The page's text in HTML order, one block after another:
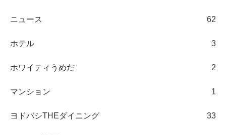
ニュース 62
ホテル 3
ホワイティうめだ 2
マンション 1
ヨドバシTHEダイニング 33